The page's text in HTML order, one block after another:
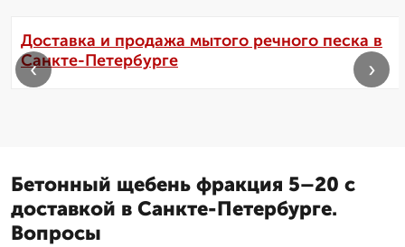
Доставка и продажа мытого речного песка в
Санкте-Петербурге
‹ ›
Бетонный щебень фракция 5–20 с
доставкой в Санкте-Петербурге.
Вопросы